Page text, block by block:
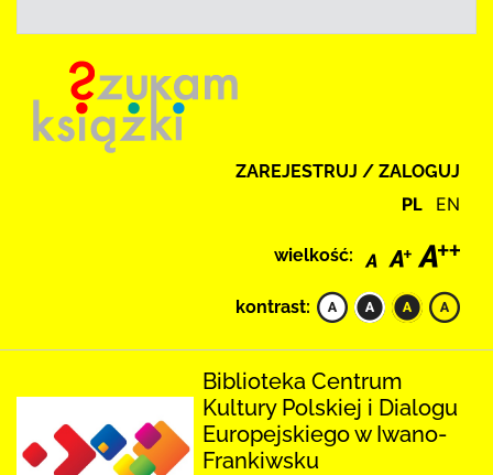
ZAREJESTRUJ / ZALOGUJ
PL EN
wielkość:
kontrast:
Biblioteka Centrum
Kultury Polskiej i Dialogu
Europejskiego w Iwano-
Frankiwsku